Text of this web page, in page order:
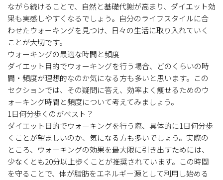
ながら続けることで、自然と基礎代謝が高まり、ダイエット効
果も実感しやすくなるでしょう。自分のライフスタイルに合
わせたウォーキングを見つけ、日々の生活に取り入れていく
ことが大切です。
ウォーキングの最適な時間と頻度
ダイエット目的でウォーキングを行う場合、どのくらいの時
間・頻度が理想的なのか気になる方も多いと思います。この
セクションでは、その疑問に答え、効率よく痩せるためのウ
ォーキング時間と頻度について考えてみましょう。
1日何分歩くのがベスト？
ダイエット目的でウォーキングを行う際、具体的に1日何分歩
くことが望ましいのか、気になる方も多いでしょう。実際の
ところ、ウォーキングの効果を最大限に引き出すためには、
少なくとも20分以上歩くことが推奨されています。この時間
を守ることで、体が脂肪をエネルギー源として利用し始める